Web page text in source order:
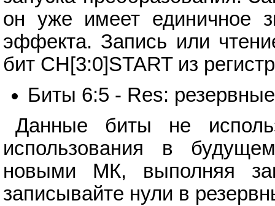
он уже имеет единичное
эффекта. Запись или
бит CH[3:0]START из
Биты 6:5 - Res:
Данные биты не
использования в
новыми МК, выполняя
записывайте нули в